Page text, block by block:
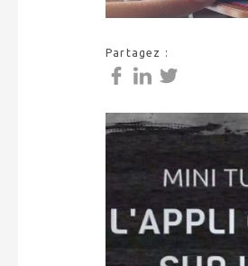
Partagez :